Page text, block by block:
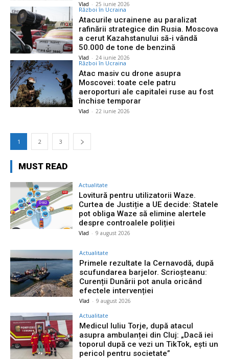
Vlad - 25 iunie 2026
Război în Ucraina
Atacurile ucrainene au paralizat
rafinării strategice din Rusia. Moscova
a cerut Kazahstanului să-i vândă
50.000 de tone de benzină
Vlad - 24 iunie 2026
Război în Ucraina
Atac masiv cu drone asupra
Moscovei: toate cele patru
aeroporturi ale capitalei ruse au fost
închise temporar
Vlad - 22 iunie 2026
1 2 3
MUST READ
Actualitate
Lovitură pentru utilizatorii Waze.
Curtea de Justiție a UE decide: Statele
pot obliga Waze să elimine alertele
despre controalele poliției
Vlad - 9 august 2026
Actualitate
Primele rezultate la Cernavodă, după
scufundarea barjelor. Scrioșteanu:
Curenții Dunării pot anula oricând
efectele intervenției
Vlad - 9 august 2026
Actualitate
Medicul Iuliu Torje, după atacul
asupra ambulanței din Cluj: „Dacă iei
toporul după ce vezi un TikTok, ești un
pericol pentru societate”